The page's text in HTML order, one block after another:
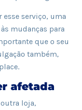
esse serviço, uma
mudanças para
que o seu
também,
afetada
loja,